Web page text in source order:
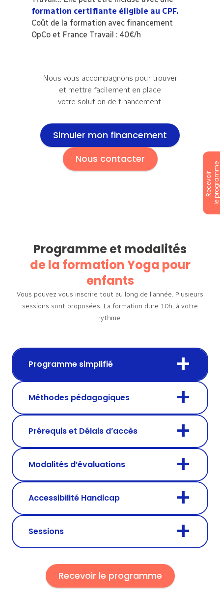
formation certifiante éligible au CPF.
Coût de la formation avec financement
OpCo et France Travail : 40€/h
Nous vous accompagnons pour trouver
et mettre facilement en place
votre solution de financement.
Nous contacter
Simuler mon financement
Programme et modalités
de la formation Yoga pour
enfants
Vous pouvez vous inscrire tout au long de l’année. Plusieurs
sessions sont proposées. La formation dure 10h, à votre
rythme.
Programme simplifié
Méthodes pédagogiques
Prérequis et Délais d’accès
Modalités d’évaluations
Accessibilité Handicap
Sessions
Recevoir le programme
Recevoirle programme